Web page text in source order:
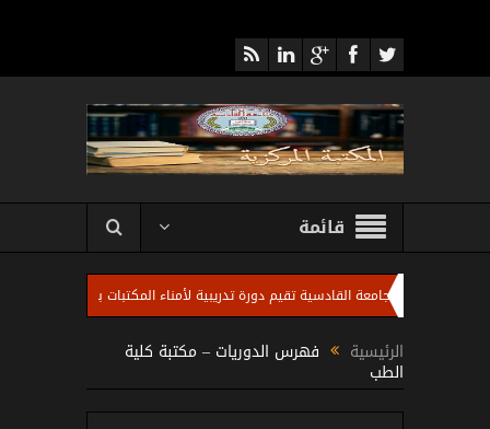
قائمة
المركزية بجامعة القادسية تقيم دورة تدريبية لأمناء المكتبات بالكليات ومنتسبي
الرئيسية فهرس الدوريات – مكتبة كلية
الطب